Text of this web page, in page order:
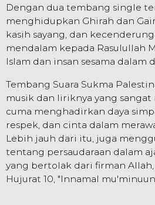
Dengan dua tembang single
menghidupkan Ghirah dan
kasih sayang, dan
mendalam kepada Rasulullah
Islam dan insan sesama dalam
Tembang Suara Sukma
musik dan liriknya yang
cuma menghadirkan daya
respek, dan cinta dalam
Lebih jauh dari itu, juga
tentang persaudaraan dalam
yang bertolak dari firman Allah,
Hujurat 10, "Innamal